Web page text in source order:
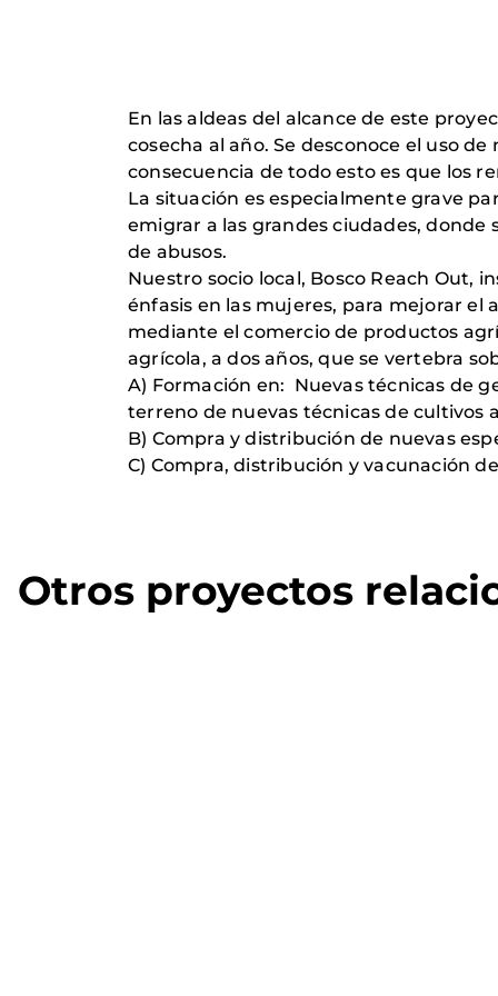
En las aldeas del alcance de este
cosecha al año. Se desconoce el uso
consecuencia de todo esto es que los
La situación es especialmente grave
emigrar a las grandes ciudades, donde
de abusos.
Nuestro socio local, Bosco Reach Out,
énfasis en las mujeres, para mejorar
mediante el comercio de productos
agrícola, a dos años, que se vertebra
A) Formación en: Nuevas técnicas de
terreno de nuevas técnicas de cultivos
B) Compra y distribución de nuevas
C) Compra, distribución y vacunación
Otros proyectos